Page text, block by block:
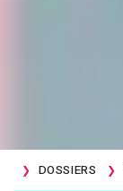
DOSSIERS